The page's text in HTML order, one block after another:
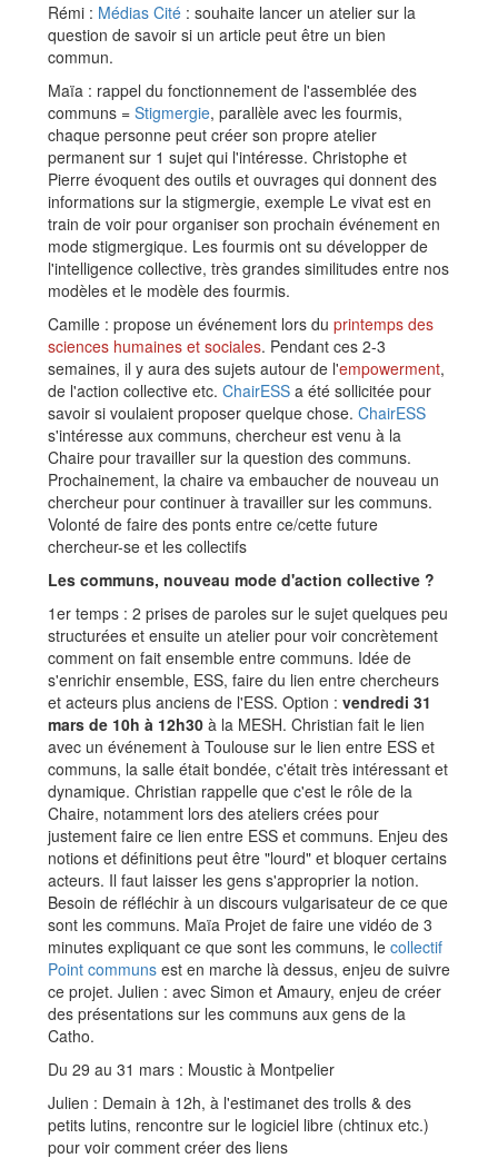
Rémi : Médias Cité : souhaite lancer un atelier sur la
question de savoir si un article peut être un bien
commun.
Maïa : rappel du fonctionnement de l'assemblée des
communs = Stigmergie, parallèle avec les fourmis,
chaque personne peut créer son propre atelier
permanent sur 1 sujet qui l'intéresse. Christophe et
Pierre évoquent des outils et ouvrages qui donnent des
informations sur la stigmergie, exemple Le vivat est en
train de voir pour organiser son prochain événement en
mode stigmergique. Les fourmis ont su développer de
l'intelligence collective, très grandes similitudes entre nos
modèles et le modèle des fourmis.
Camille : propose un événement lors du printemps des
sciences humaines et sociales. Pendant ces 2-3
semaines, il y aura des sujets autour de l'empowerment,
de l'action collective etc. ChairESS a été sollicitée pour
savoir si voulaient proposer quelque chose. ChairESS
s'intéresse aux communs, chercheur est venu à la
Chaire pour travailler sur la question des communs.
Prochainement, la chaire va embaucher de nouveau un
chercheur pour continuer à travailler sur les communs.
Volonté de faire des ponts entre ce/cette future
chercheur-se et les collectifs
Les communs, nouveau mode d'action collective ?
1er temps : 2 prises de paroles sur le sujet quelques peu
structurées et ensuite un atelier pour voir concrètement
comment on fait ensemble entre communs. Idée de
s'enrichir ensemble, ESS, faire du lien entre chercheurs
et acteurs plus anciens de l'ESS. Option : vendredi 31
mars de 10h à 12h30 à la MESH. Christian fait le lien
avec un événement à Toulouse sur le lien entre ESS et
communs, la salle était bondée, c'était très intéressant et
dynamique. Christian rappelle que c'est le rôle de la
Chaire, notamment lors des ateliers crées pour
justement faire ce lien entre ESS et communs. Enjeu des
notions et définitions peut être "lourd" et bloquer certains
acteurs. Il faut laisser les gens s'approprier la notion.
Besoin de réfléchir à un discours vulgarisateur de ce que
sont les communs. Maïa Projet de faire une vidéo de 3
minutes expliquant ce que sont les communs, le collectif
Point communs est en marche là dessus, enjeu de suivre
ce projet. Julien : avec Simon et Amaury, enjeu de créer
des présentations sur les communs aux gens de la
Catho.
Du 29 au 31 mars : Moustic à Montpelier
Julien : Demain à 12h, à l'estimanet des trolls & des
petits lutins, rencontre sur le logiciel libre (chtinux etc.)
pour voir comment créer des liens